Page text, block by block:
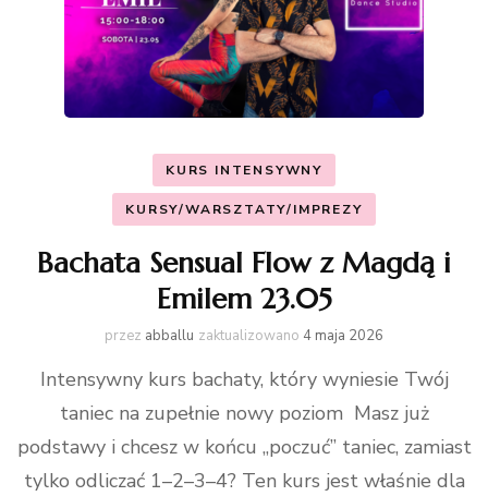
KURS INTENSYWNY
KURSY/WARSZTATY/IMPREZY
Bachata Sensual Flow z Magdą i
Emilem 23.05
przez abballu zaktualizowano 4 maja 2026
Intensywny kurs bachaty, który wyniesie Twój
taniec na zupełnie nowy poziom Masz już
podstawy i chcesz w końcu „poczuć” taniec, zamiast
tylko odliczać 1–2–3–4? Ten kurs jest właśnie dla